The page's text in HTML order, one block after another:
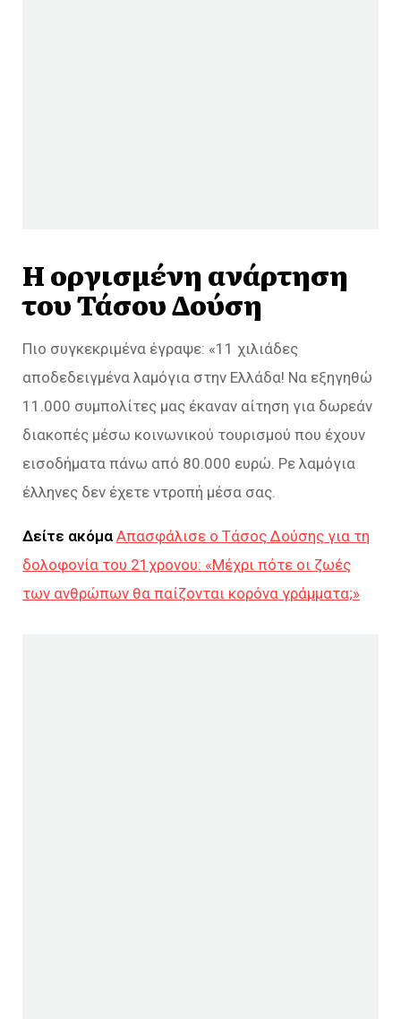
Η οργισμένη ανάρτηση
του Τάσου Δούση
Πιο συγκεκριμένα έγραψε: «11 χιλιάδες
αποδεδειγμένα λαμόγια στην Ελλάδα! Να εξηγηθώ
11.000 συμπολίτες μας έκαναν αίτηση για δωρεάν
διακοπές μέσω κοινωνικού τουρισμού που έχουν
εισοδήματα πάνω από 80.000 ευρώ. Ρε λαμόγια
έλληνες δεν έχετε ντροπή μέσα σας.
Δείτε ακόμα Απασφάλισε ο Τάσος Δούσης για τη
δολοφονία του 21χρονου: «Μέχρι πότε οι ζωές
των ανθρώπων θα παίζονται κορόνα γράμματα;»